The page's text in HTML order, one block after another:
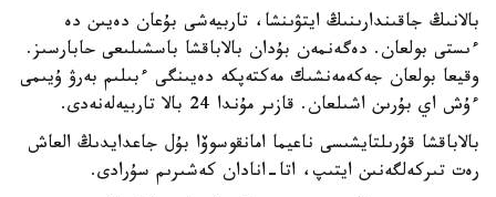
بالانىڭ جاقىندارىنىڭ ايتۋىنشا، تاربيەشى بۇعان دەيىن دە
ءىستى بولعان. دەگەنمەن بۇدان بالاباقشا باسشىلىعى حابارسىز.
وقيعا بولعان جەكەمەنشىك مەكتەپكە دەيىنگى ءبىلىم بەرۋ ۇيىمى
ءۇش اي بۇرىن اشىلعان. قازىر مۇندا 24 بالا تاربيەلەنەدى.
بالاباقشا قۇرىلتايشىسى ناعيما امانقوسوۆا بۇل جاعدايدىڭ العاش
رەت تىركەلگەنىن ايتىپ، اتا-انادان كەشىرىم سۇرادى.